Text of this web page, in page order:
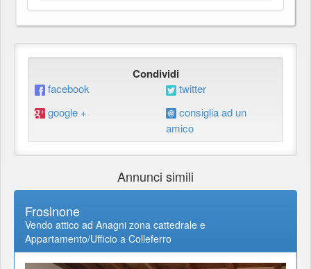
Condividi
facebook
twitter
google +
consiglia ad un
amico
Annunci simili
Frosinone
Vendo attico ad Anagni zona cattedrale e
Appartamento/Ufficio a Colleferro